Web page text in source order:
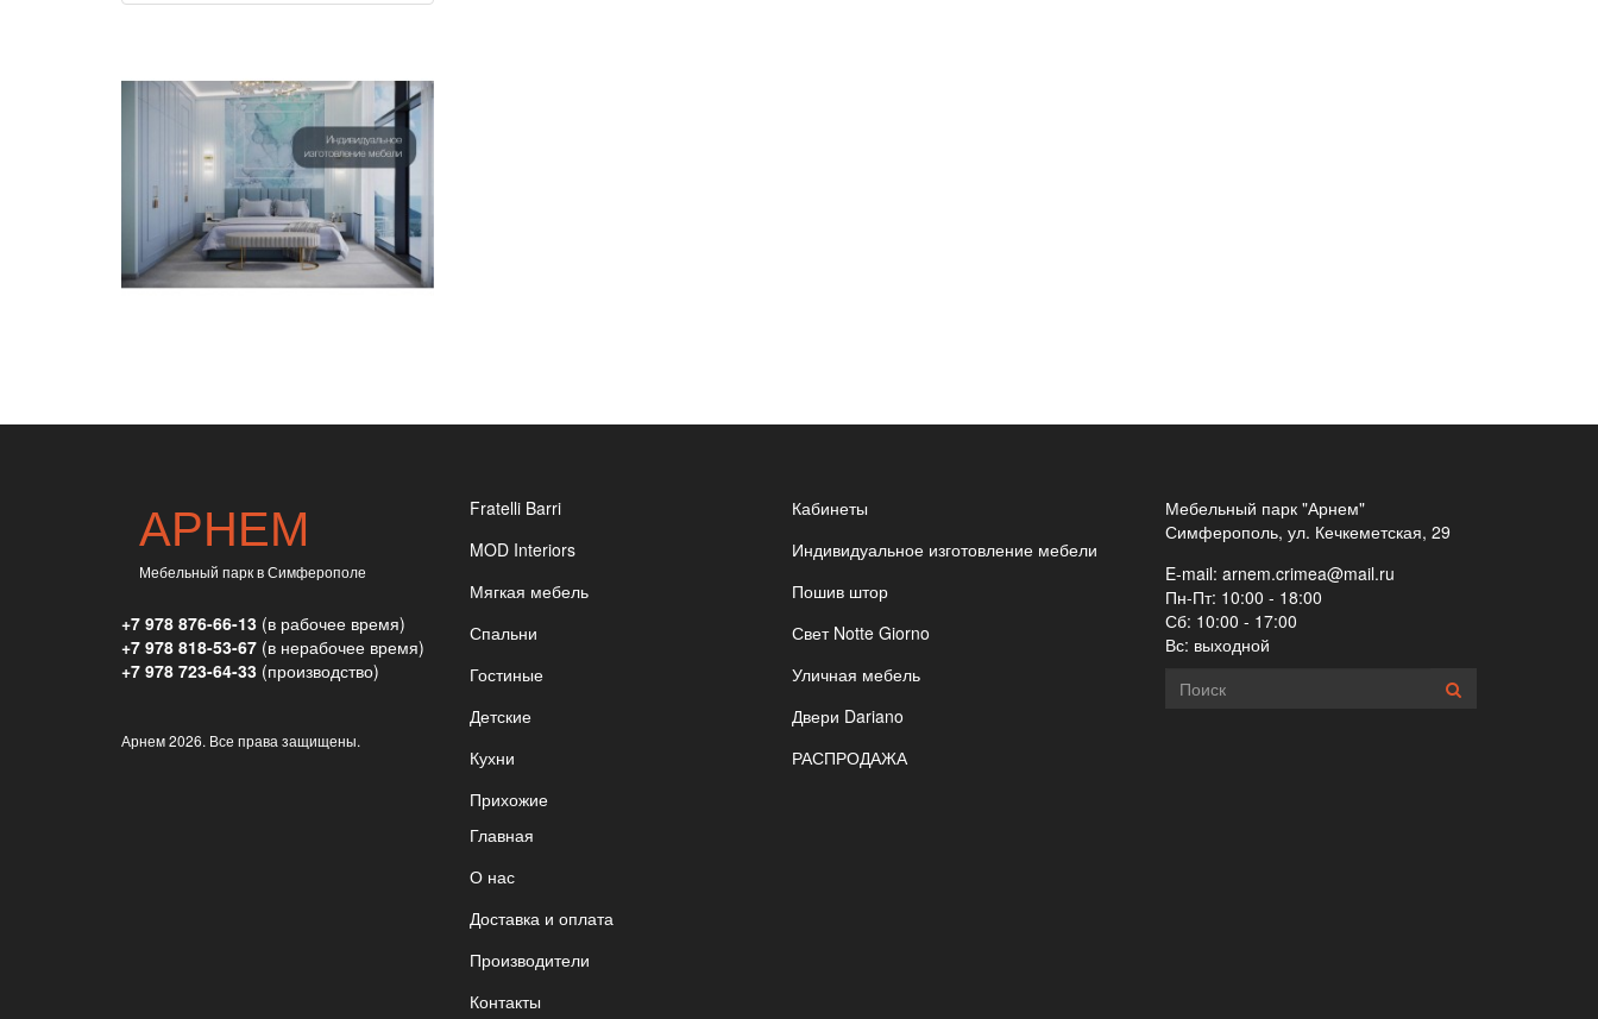
АРНЕМ
Мебельный парк в Симферополе
+7 978 876-66-13 (в рабочее время)
+7 978 818-53-67 (в нерабочее время)
+7 978 723-64-33 (производство)
Арнем2026. Все права защищены.
Fratelli Barri
MOD Interiors
Мягкая мебель
Спальни
Гостиные
Детские
Кухни
Прихожие
Кабинеты
Индивидуальное изготовление мебели
Пошив штор
Свет Notte Giorno
Уличная мебель
Двери Dariano
РАСПРОДАЖА
Главная
О нас
Доставка и оплата
Производители
Контакты
Мебельный парк "Арнем"
Симферополь, ул. Кечкеметская, 29
E-mail: arnem.crimea@mail.ru
Пн-Пт: 10:00 - 18:00
Сб: 10:00 - 17:00
Вс: выходной